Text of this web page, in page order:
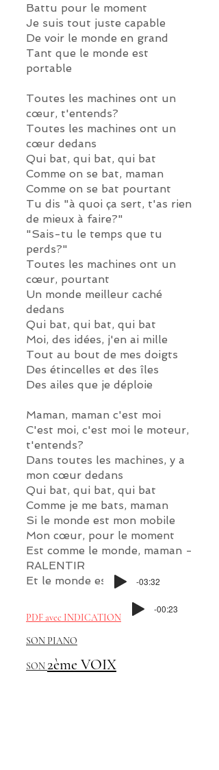
Battu pour le moment
Je suis tout juste capable
De voir le monde en grand
Tant que le monde est
portable
Toutes les machines ont un
cœur, t'entends?
Toutes les machines ont un
cœur dedans
Qui bat, qui bat, qui bat
Comme on se bat, maman
Comme on se bat pourtant
Tu dis "à quoi ça sert, t'as rien
de mieux à faire?"
"Sais-tu le temps que tu
perds?"
Toutes les machines ont un
cœur, pourtant
Un monde meilleur caché
dedans
Qui bat, qui bat, qui bat
Moi, des idées, j'en ai mille
Tout au bout de mes doigts
Des étincelles et des îles
Des ailes que je déploie
Maman, maman c'est moi
C'est moi, c'est moi le moteur,
t'entends?
Dans toutes les machines, y a
mon cœur dedans
Qui bat, qui bat, qui bat
Comme je me bats, maman
Si le monde est mon mobile
Mon cœur, pour le moment
Est comme le monde, maman -
RALENTIR
Et le monde est fragile
PDF avec INDICATIONS
SON PIANO
SON 2ème VOIX
-03:32
-00:23